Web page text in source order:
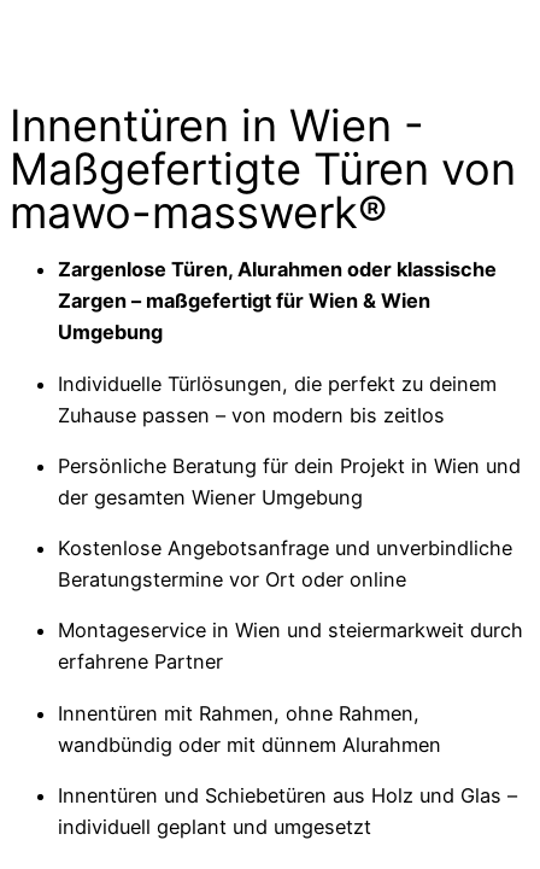
Innentüren in Wien -
Maßgefertigte Türen von
mawo-masswerk®
Zargenlose Türen, Alurahmen oder klassische
Zargen – maßgefertigt für Wien & Wien
Umgebung
Individuelle Türlösungen, die perfekt zu deinem
Zuhause passen – von modern bis zeitlos
Persönliche Beratung für dein Projekt in Wien und
der gesamten Wiener Umgebung
Kostenlose Angebotsanfrage und unverbindliche
Beratungstermine vor Ort oder online
Montageservice in Wien und steiermarkweit durch
erfahrene Partner
Innentüren mit Rahmen, ohne Rahmen,
wandbündig oder mit dünnem Alurahmen
Innentüren und Schiebetüren aus Holz und Glas –
individuell geplant und umgesetzt